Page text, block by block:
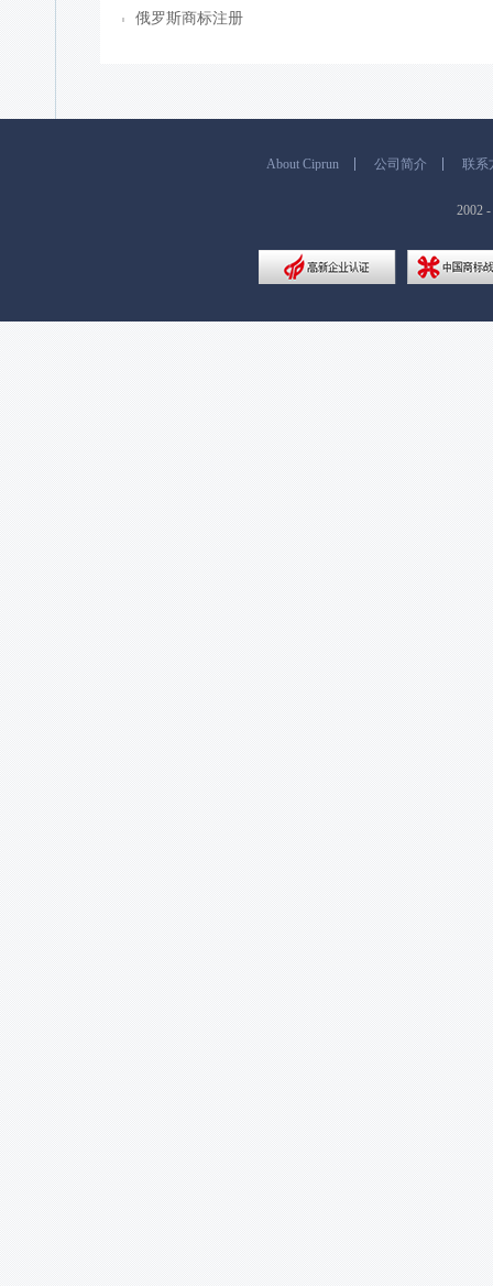
俄罗斯商标注册
About Ciprun 公司简介 联系
2002